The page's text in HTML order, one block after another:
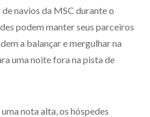
navios da MSC durante o
podem manter seus parceiros
a balançar e mergulhar na
uma noite fora na pista de
nota alta, os hóspedes